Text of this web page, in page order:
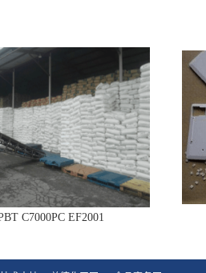
C7000PC EF2001